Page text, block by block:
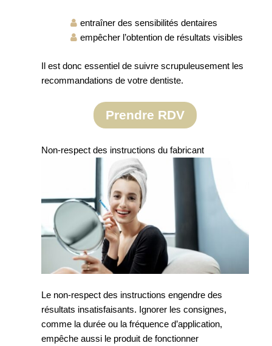
entraîner des sensibilités dentaires
empêcher l’obtention de résultats visibles
Il est donc essentiel de suivre scrupuleusement les
recommandations de votre dentiste.
Prendre RDV
Non-respect des instructions du fabricant
Le non-respect des instructions engendre des
résultats insatisfaisants. Ignorer les consignes,
comme la durée ou la fréquence d’application,
empêche aussi le produit de fonctionner